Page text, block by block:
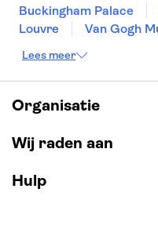
Buckingham Palace
Louvre
Van Gogh
Tower of London
Moulin Rouge
Edinburgh Castle
Alhambra
Lees meer
Organisatie
Wij raden aan
Hulp